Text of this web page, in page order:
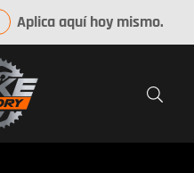
Aplica aquí hoy mismo.